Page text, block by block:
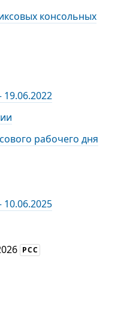
консольных
рабочего дня
РСС